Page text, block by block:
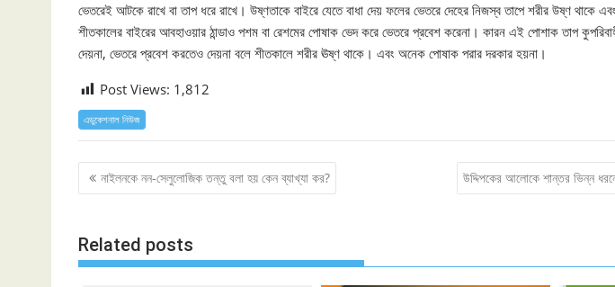
ভেতরেই আটকে রাখে বা তাপ ধরে রাখে। উষ্ণতাকে বাইরে যেতে বাধা দেয় ফলের ভেতরে দেহের নিজস্ব তাপে শরীর উষ্ণ
শীতকালের বাইরের আবহাওয়ার ঠান্ডাও পশম বা রেশমের পোষাক ভেদ করে ভেতরে প্রবেশ করেনা। কারন এই পোশাক তাপ
দেয়না, ভেতরে প্রবেশ করতেও দেয়না বলে শীতকালে শরীর ঊষ্ণ থাকে। এবং অনেক পোষাক পরার দরকার হয়না।
Post Views: 1,812
এডুকেশনাল নিউজ
Post
navigation
নাইলনকে নন-সেলুলোজিক তন্তু বলা হয় কেন ব্যাখ্যা কর? উদ্দিপকের আলোকে শান্তর ভিন্ন
Related posts